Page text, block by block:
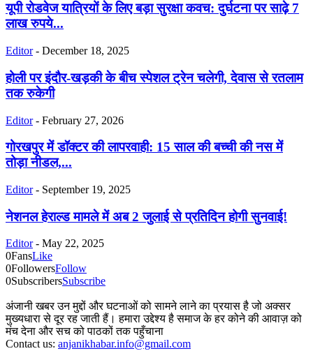
यूपी रोडवेज यात्रियों के लिए बड़ा सुरक्षा कवच: दुर्घटना पर साढ़े 7
लाख रुपये...
Editor - December 18, 2025
होली पर इंदौर-खड़की के बीच स्पेशल ट्रेन चलेगी, देवास से रतलाम
तक रुकेगी
Editor - February 27, 2026
गोरखपुर में डॉक्टर की लापरवाही: 15 साल की बच्ची की नस में
तोड़ा नीडल,...
Editor - September 19, 2025
नेशनल हेराल्ड मामले में अब 2 जुलाई से प्रतिदिन होगी सुनवाई!
Editor - May 22, 2025
0FansLike
0FollowersFollow
0SubscribersSubscribe
अंजानी खबर उन मुद्दों और घटनाओं को सामने लाने का प्रयास है जो अक्सर
मुख्यधारा से दूर रह जाती हैं। हमारा उद्देश्य है समाज के हर कोने की आवाज़ को
मंच देना और सच को पाठकों तक पहुँचाना
Contact us: anjanikhabar.info@gmail.com